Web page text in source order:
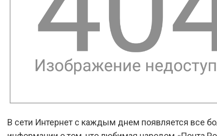
В сети Интернет с каждым днем появляется все